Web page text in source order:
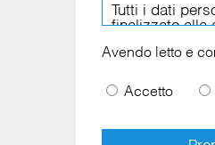
Avendo letto e
Accetto